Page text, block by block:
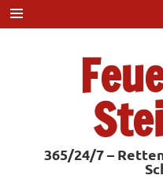
Zum
Inhalt
springen
365/24/7 –